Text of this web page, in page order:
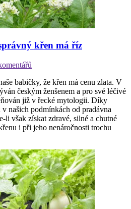
křen má říz
babičky, že křen má cenu zlata. V
českým ženšenem a pro své léčivé
již v řecké mytologii. Díky
našich podmínkách od pradávna
li však získat zdravé, silné a chutné
i při jeho nenáročnosti trochu